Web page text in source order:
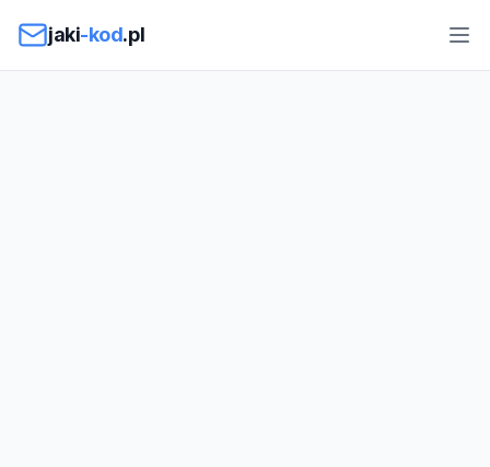
jaki-kod.pl